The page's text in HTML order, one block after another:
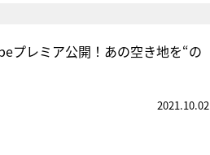
プレミア公開！あの空き地を“の
2021.10.02